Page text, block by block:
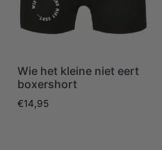
Wie het kleine niet eert
boxershort
€14,95